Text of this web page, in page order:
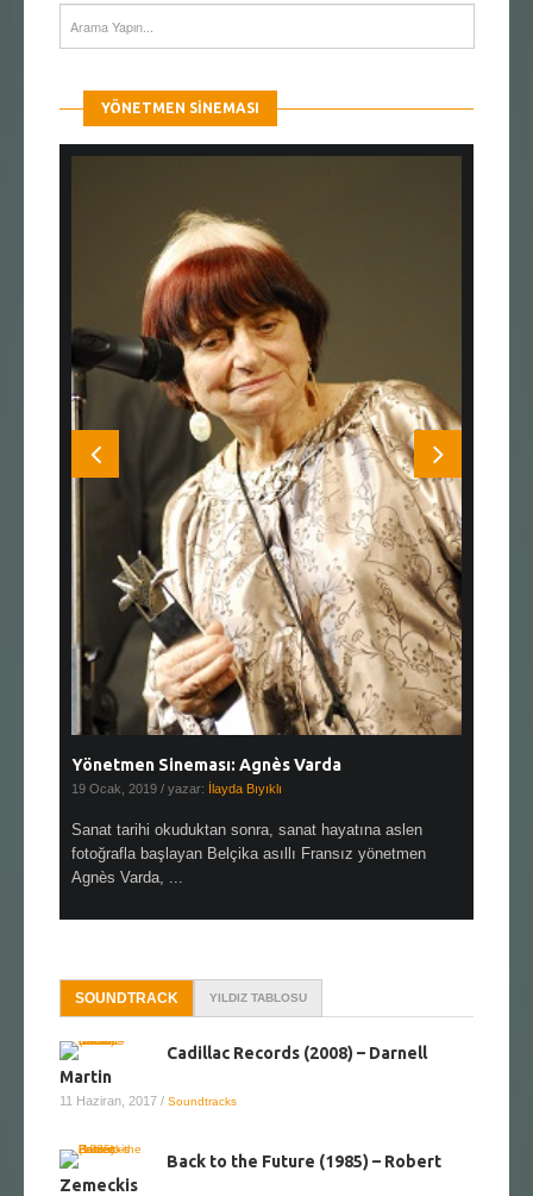
YÖNETMEN SINEMASI
Yönetmen Sineması: Agnès Varda
19 Ocak, 2019 / yazar: İlayda Bıyıklı
Sanat tarihi okuduktan sonra, sanat hayatına aslen
fotoğrafla başlayan Belçika asıllı Fransız yönetmen
Agnès Varda, ...
SOUNDTRACK YILDIZ TABLOSU
Cadillac Records (2008) – Darnell
Martin
11 Haziran, 2017 / Soundtracks
Back to the Future (1985) – Robert
Zemeckis